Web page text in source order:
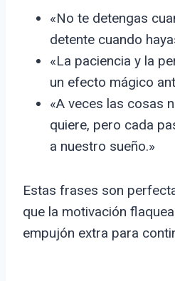
«No te detengas
detente cuando
«La paciencia y la
un efecto mágico
«A veces las cosas
quiere, pero cada
a nuestro sueño.»
Estas frases son
que la motivación
empujón extra para